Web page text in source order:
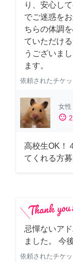
り、安心し
でご迷惑を
ちらの体調
ていただけ
うございま
ます。
依頼されたチケッ
女性
sentiment_satisfied 2
高校生OK！
てくれる方
忌憚ないア
ました。 今
依頼されたチケッ